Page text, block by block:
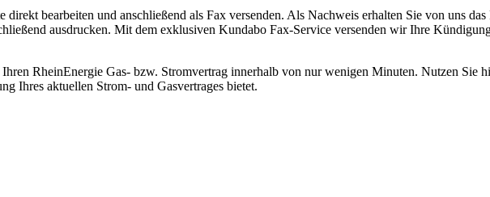
bearbeiten und anschließend als Fax versenden. Als Nachweis erhalten Sie von uns
ausdrucken. Mit dem exklusiven Kundabo Fax-Service versenden wir Ihre
RheinEnergie Gas- bzw. Stromvertrag innerhalb von nur wenigen Minuten. Nutzen Sie
Ihres aktuellen Strom- und Gasvertrages bietet.